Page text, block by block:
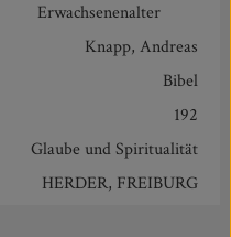
Erwachsenenalter
Knapp, Andreas
Bibel
192
Glaube und Spiritualität
HERDER, FREIBURG